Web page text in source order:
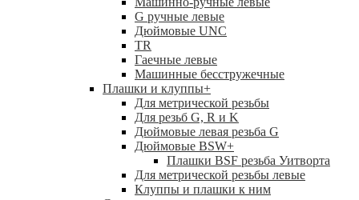
G ручные левые
Дюймовые UNC
TR
Гаечные левые
Машинные бесстружечные
Плашки и клуппы+
Для метрической резьбы
Для резьб G, R и K
Дюймовые левая резьба G
Дюймовые BSW+
Плашки BSF резьба Уитворта
Для метрической резьбы левые
Клуппы и плашки к ним